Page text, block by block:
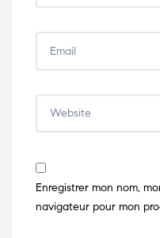
Enregistrer mon nom,
navigateur pour mon